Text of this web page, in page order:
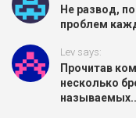
Не развод,
проблем
Lev says:
Прочитав
несколько